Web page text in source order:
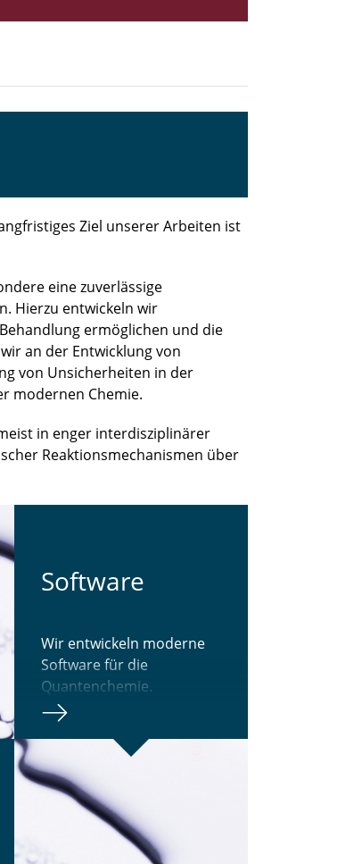
Ziel unserer Arbeiten ist
eine zuverlässige
Hierzu entwickeln wir
ermöglichen und die
an der Entwicklung von
von Unsicherheiten in der
modernen Chemie.
in enger interdisziplinärer
Reaktionsmechanismen über
Soft­ware
Wir entwickeln moderne
Software für die
Quantenchemie.